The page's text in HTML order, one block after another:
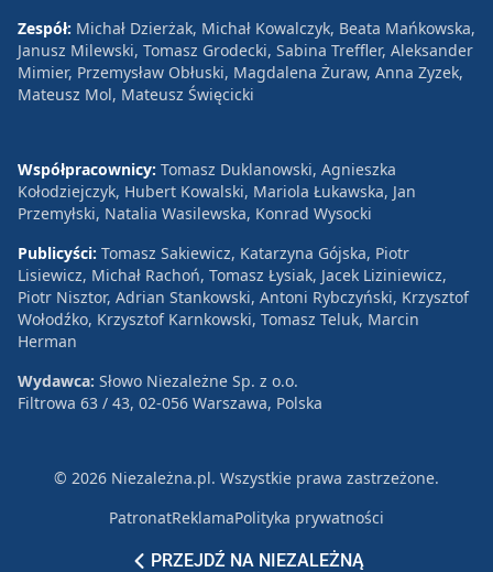
PRZEJDŹ NA NIEZALEŻNĄ
Zespół: Michał Dzierżak, Michał Kowalczyk, Beata Mańkowska,
Janusz Milewski, Tomasz Grodecki, Sabina Treffler, Aleksander
Mimier, Przemysław Obłuski, Magdalena Żuraw, Anna Zyzek,
Mateusz Mol, Mateusz Święcicki
Współpracownicy: Tomasz Duklanowski, Agnieszka
Kołodziejczyk, Hubert Kowalski, Mariola Łukawska, Jan
Przemyłski, Natalia Wasilewska, Konrad Wysocki
Publicyści: Tomasz Sakiewicz, Katarzyna Gójska, Piotr
Lisiewicz, Michał Rachoń, Tomasz Łysiak, Jacek Liziniewicz,
Piotr Nisztor, Adrian Stankowski, Antoni Rybczyński, Krzysztof
Wołodźko, Krzysztof Karnkowski, Tomasz Teluk, Marcin
Herman
Wydawca: Słowo Niezależne Sp. z o.o.
Filtrowa 63 / 43, 02-056 Warszawa, Polska
© 2026 Niezależna.pl. Wszystkie prawa zastrzeżone.
PatronatReklamaPolityka prywatności